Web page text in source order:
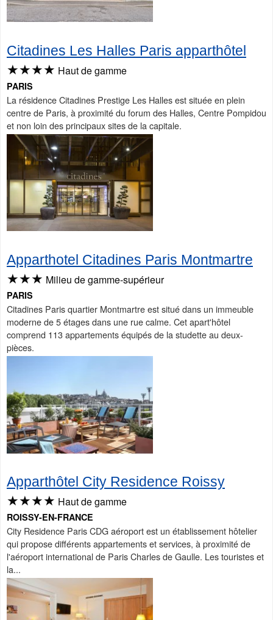
Citadines Les Halles Paris apparthôtel
★★★★ Haut de gamme
PARIS
La résidence Citadines Prestige Les Halles est située en plein
centre de Paris, à proximité du forum des Halles, Centre Pompidou
et non loin des principaux sites de la capitale.
Apparthotel Citadines Paris Montmartre
★★★ Milieu de gamme-supérieur
PARIS
Citadines Paris quartier Montmartre est situé dans un immeuble
moderne de 5 étages dans une rue calme. Cet apart'hôtel
comprend 113 appartements équipés de la studette au deux-
pièces.
Apparthôtel City Residence Roissy
★★★★ Haut de gamme
ROISSY-EN-FRANCE
City Residence Paris CDG aéroport est un établissement hôtelier
qui propose différents appartements et services, à proximité de
l'aéroport international de Paris Charles de Gaulle. Les touristes et
la...